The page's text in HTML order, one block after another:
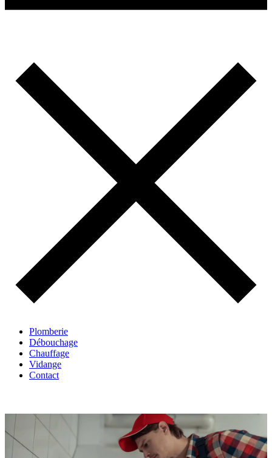
Plomberie
Débouchage
Chauffage
Vidange
Contact